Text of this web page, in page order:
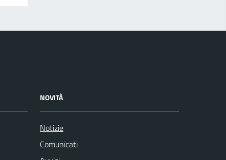
NOVITÀ
Notizie
Comunicati